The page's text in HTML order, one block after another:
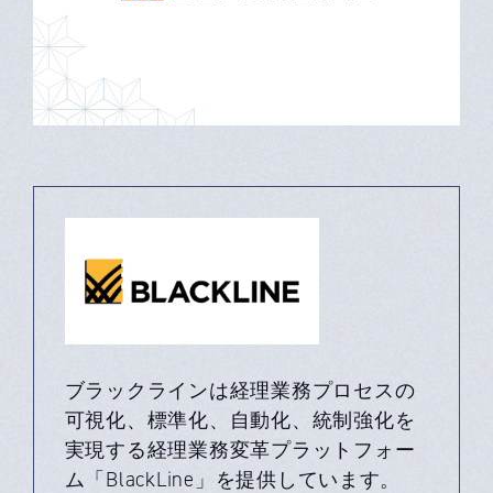
ブラックラインは経理業務プロセスの
可視化、標準化、自動化、統制強化を
実現する経理業務変革プラットフォー
ム「BlackLine」を提供しています。